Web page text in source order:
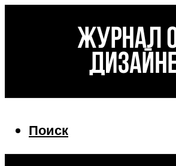
Поиск